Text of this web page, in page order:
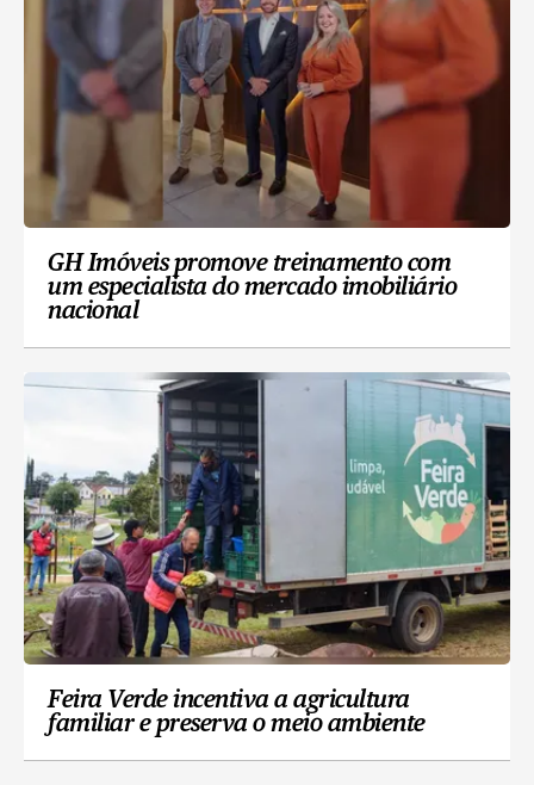
GH Imóveis promove treinamento com
um especialista do mercado imobiliário
nacional
Feira Verde incentiva a agricultura
familiar e preserva o meio ambiente